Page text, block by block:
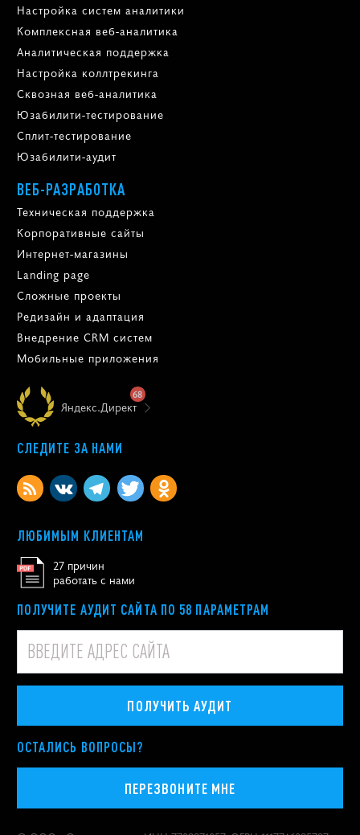
Настройка систем аналитики
Комплексная веб-аналитика
Аналитическая поддержка
Настройка коллтрекинга
Сквозная веб-аналитика
Юзабилити-тестирование
Сплит-тестирование
Юзабилити-аудит
ВЕБ-РАЗРАБОТКА
Техническая поддержка
Корпоративные сайты
Интернет-магазины
Landing page
Сложные проекты
Редизайн и адаптация
Внедрение CRM систем
Мобильные приложения
Яндекс.Директ
68
СЛЕДИТЕ ЗА НАМИ
ЛЮБИМЫМ КЛИЕНТАМ
27 причин
работать с нами
ПОЛУЧИТЕ АУДИТ САЙТА ПО 58 ПАРАМЕТРАМ
ПОЛУЧИТЬ АУДИТ
ОСТАЛИСЬ ВОПРОСЫ?
ПЕРЕЗВОНИТЕ МНЕ